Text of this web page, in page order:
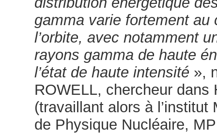
gamma varie fortement au
l’orbite, avec notamment
rayons gamma de haute
l’état de haute intensité »,
ROWELL, chercheur dans
(travaillant alors à l’institut
de Physique Nucléaire,